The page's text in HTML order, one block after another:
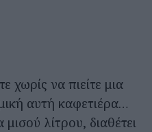
χωρίς να πιείτε μια
αυτή καφετιέρα…
λίτρου, διαθέτει